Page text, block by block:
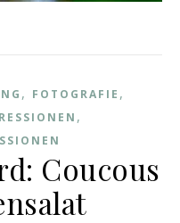
, FOTOGRAFIE ,
,
Coucous